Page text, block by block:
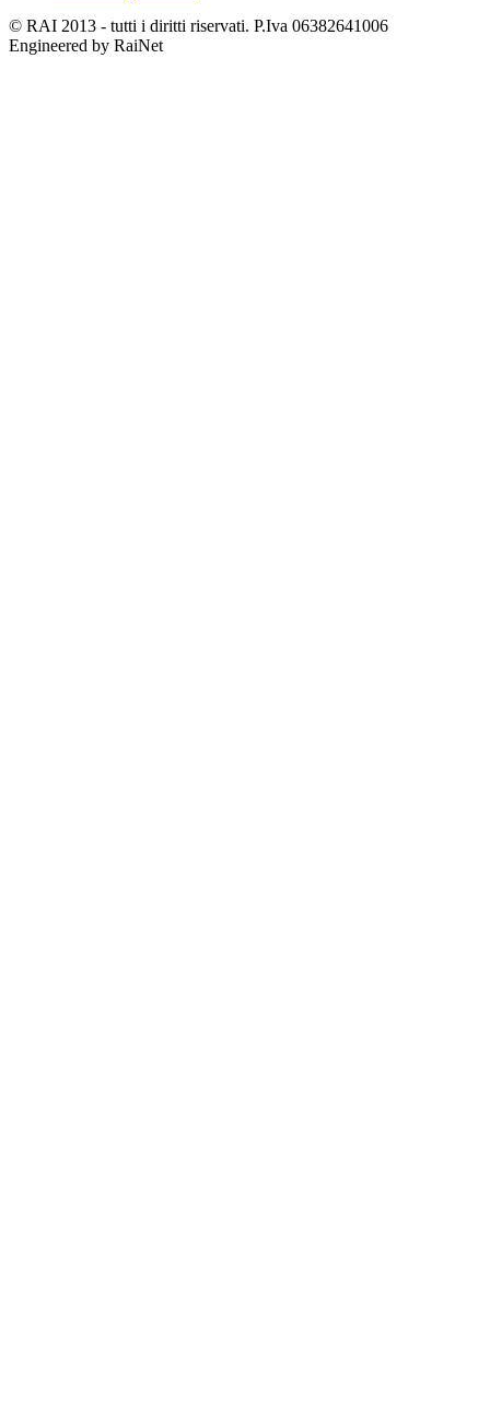
© RAI 2013 - tutti i diritti riservati. P.Iva 06382641006
Engineered by RaiNet